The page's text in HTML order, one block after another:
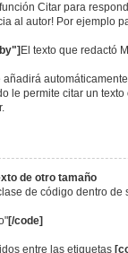
Citar para
al autor! Por ejemplo
El texto que redactó
añadirá
le permite citar un
de otro tamaño
de código dentro
[/code]
entre las etiquetas